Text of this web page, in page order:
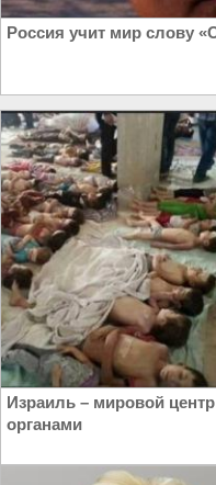
Россия учит мир слову
Израиль – мировой
органами